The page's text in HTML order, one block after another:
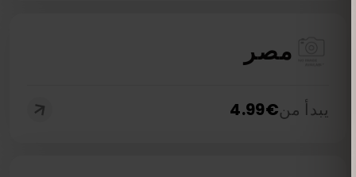
مصر
يبدأ من€
4.99